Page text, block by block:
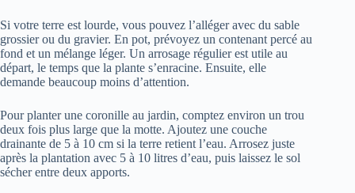
Si votre terre est lourde, vous pouvez l’alléger avec du sable
grossier ou du gravier. En pot, prévoyez un contenant percé au
fond et un mélange léger. Un arrosage régulier est utile au
départ, le temps que la plante s’enracine. Ensuite, elle
demande beaucoup moins d’attention.
Pour planter une coronille au jardin, comptez environ un trou
deux fois plus large que la motte. Ajoutez une couche
drainante de 5 à 10 cm si la terre retient l’eau. Arrosez juste
après la plantation avec 5 à 10 litres d’eau, puis laissez le sol
sécher entre deux apports.